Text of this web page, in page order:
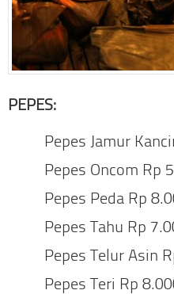
PEPES:
Pepes Jamur
Pepes Oncom Rp
Pepes Peda Rp
Pepes Tahu Rp
Pepes Telur Asin
Pepes Teri Rp